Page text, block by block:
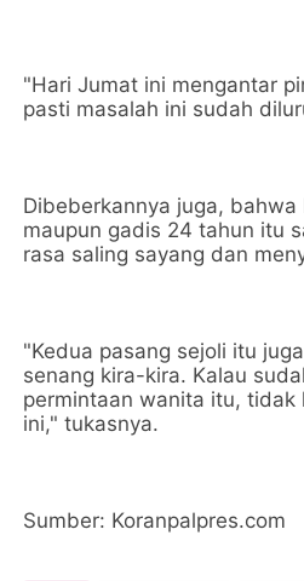
"Hari Jumat ini mengantar
pasti masalah ini sudah
Dibeberkannya juga,
maupun gadis 24 tahun itu
rasa saling sayang dan
"Kedua pasang sejoli itu
senang kira-kira. Kalau
permintaan wanita itu, tidak
ini," tukasnya.
Sumber: Koranpalpres.com